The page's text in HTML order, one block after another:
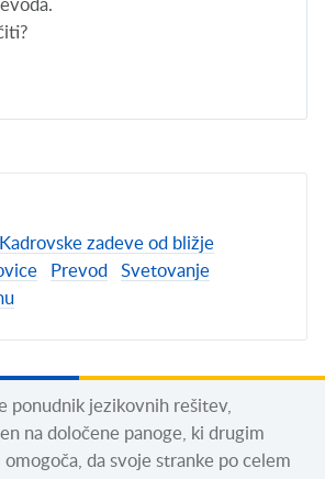
Kadrovske zadeve od bližje
Prevod
Svetovanje
ponudnik jezikovnih rešitev,
na določene panoge, ki drugim
da svoje stranke po celem